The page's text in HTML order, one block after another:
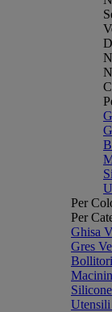
Per
Per
Ghisa
Gres
Bollitori
Silicone
Utensili